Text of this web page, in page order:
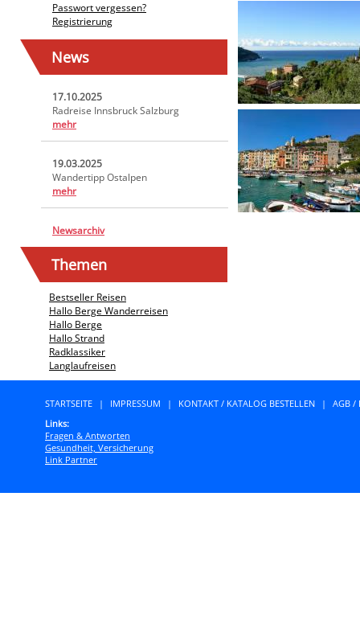
Passwort vergessen?
Registrierung
News
17.10.2025
Radreise Innsbruck Salzburg
mehr
19.03.2025
Wandertipp Ostalpen
mehr
Newsarchiv
Themen
Bestseller Reisen
Hallo Berge Wanderreisen
Hallo Berge
Hallo Strand
Radklassiker
Langlaufreisen
STARTSEITE | IMPRESSUM | KONTAKT / KATALOG BESTELLEN |
AGB /
Links:
Fragen & Antworten
Gesundheit, Versicherung
Link Partner